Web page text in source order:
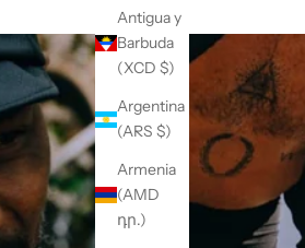
Antigua y
Barbuda
(XCD $)
Argentina
(ARS $)
Armenia
(AMD
դր.)